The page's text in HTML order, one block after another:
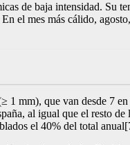
de baja intensidad. Su
el mes más cálido,
1 mm), que van desde 7
al igual que el resto
el 40% del total